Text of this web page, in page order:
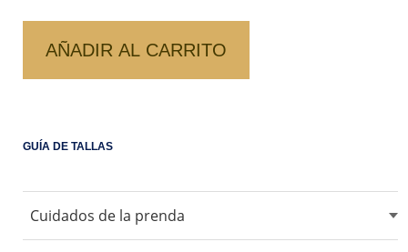
CANTIDAD
AÑADIR AL CARRITO
GUÍA DE TALLAS
Cuidados de la prenda